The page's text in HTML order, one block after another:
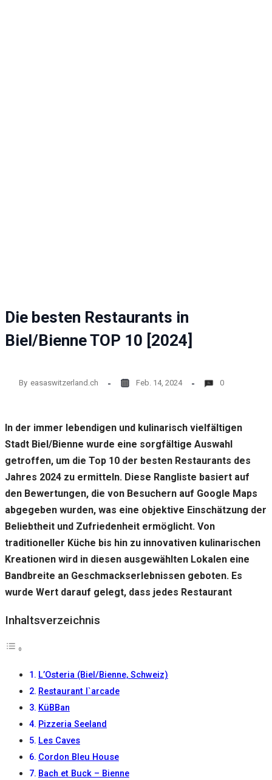
Die besten Restaurants in
Biel/Bienne TOP 10 [2024]
By easaswitzerland.ch Feb. 14, 2024 0
In der immer lebendigen und kulinarisch vielfältigen
Stadt Biel/Bienne wurde eine sorgfältige Auswahl
getroffen, um die Top 10 der besten Restaurants des
Jahres 2024 zu ermitteln. Diese Rangliste basiert auf
den Bewertungen, die von Besuchern auf Google Maps
abgegeben wurden, was eine objektive Einschätzung der
Beliebtheit und Zufriedenheit ermöglicht. Von
traditioneller Küche bis hin zu innovativen kulinarischen
Kreationen wird in diesen ausgewählten Lokalen eine
Bandbreite an Geschmackserlebnissen geboten. Es
wurde Wert darauf gelegt, dass jedes Restaurant
Inhaltsverzeichnis
L’Osteria (Biel/Bienne, Schweiz)
Restaurant l`arcade
KüBBan
Pizzeria Seeland
Les Caves
Cordon Bleu House
Bach et Buck – Bienne
Erfahrung
während
möglich
funktioniert.
diese
Cookies
verschwinden
einige
Funktionen
von der
Website.
Marketing
Indem Sie uns Ihre
Verhalten beim
personalisierte
Inhalte und
Angebote zu
sehen.